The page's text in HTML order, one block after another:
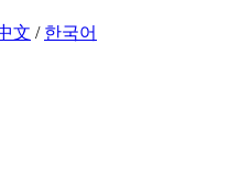
文 / 한국어